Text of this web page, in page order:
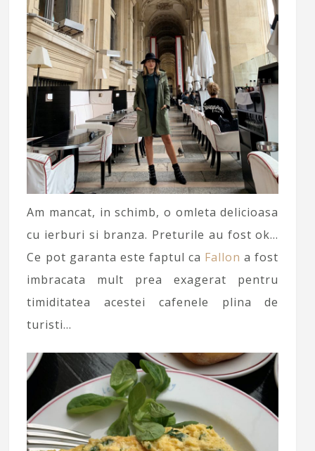
Am mancat, in schimb, o omleta delicioasa
cu ierburi si branza. Preturile au fost ok…
Ce pot garanta este faptul ca Fallon a fost
imbracata mult prea exagerat pentru
timiditatea acestei cafenele plina de
turisti…